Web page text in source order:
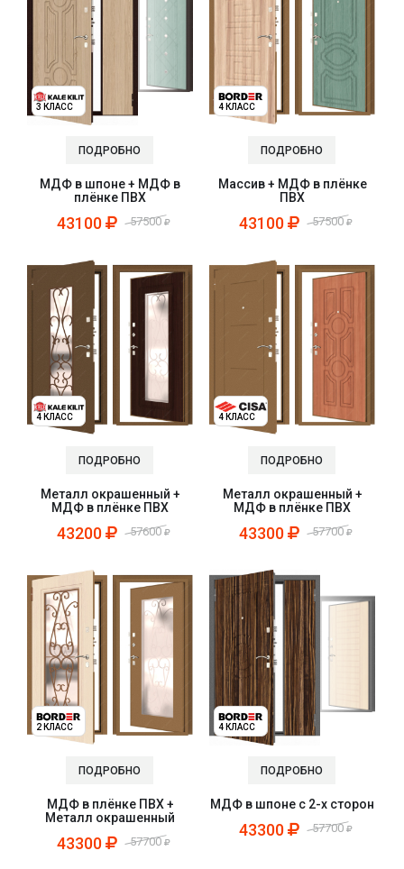
3 КЛАСС
ПОДРОБНО
МДФ в шпоне + МДФ в
плёнке ПВХ
43100 57500
4 КЛАСС
ПОДРОБНО
Массив + МДФ в плёнке
ПВХ
43100 57500
4 КЛАСС
ПОДРОБНО
Металл окрашенный +
МДФ в плёнке ПВХ
43200 57600
4 КЛАСС
ПОДРОБНО
Металл окрашенный +
МДФ в плёнке ПВХ
43300 57700
2 КЛАСС
ПОДРОБНО
МДФ в плёнке ПВХ +
Металл окрашенный
43300 57700
4 КЛАСС
ПОДРОБНО
МДФ в шпоне с 2-х сторон
43300 57700